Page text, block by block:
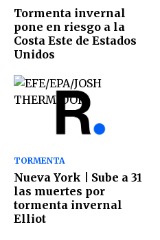
Tormenta invernal
pone en riesgo a la
Costa Este de Estados
Unidos
TORMENTA
Nueva York | Sube a 31
las muertes por
tormenta invernal
Elliot